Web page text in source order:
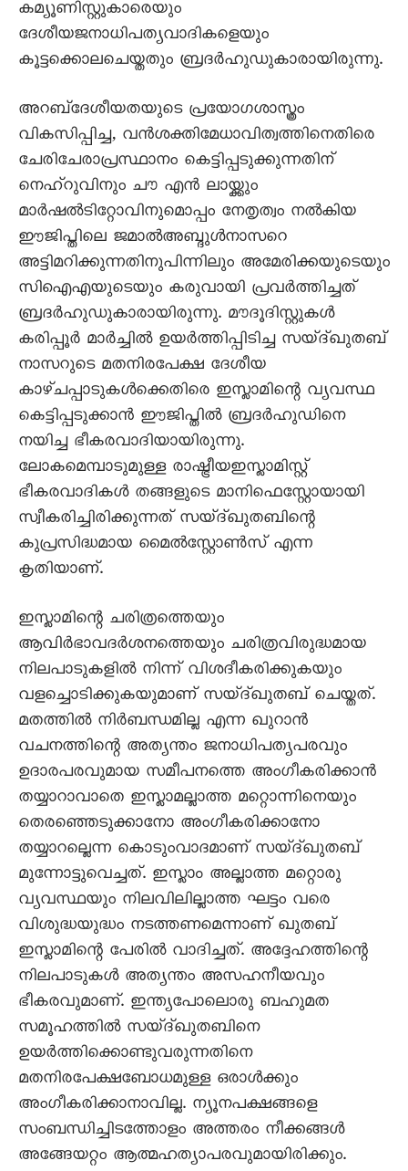
കമ്യൂണിസ്റ്റുകാരെയും
ദേശീയജനാധിപത്യവാദികളെയും
കൂട്ടക്കൊലചെയ്തതും ബ്രദർഹുഡുകാരായിരുന്നു.
അറബ്‌ദേശീയതയുടെ പ്രയോഗശാസ്ത്രം
വികസിപ്പിച്ച, വൻശക്തിമേധാവിത്വത്തിനെതിരെ
ചേരിചേരാപ്രസ്ഥാനം കെട്ടിപ്പടുക്കുന്നതിന്
നെഹ്‌റുവിനും ചൗ എൻ ലായ്ക്കും
മാർഷൽടിറ്റോവിനുമൊപ്പം നേതൃത്വം നൽകിയ
ഈജിപ്തിലെ ജമാൽഅബ്ദുൾനാസറെ
അട്ടിമറിക്കുന്നതിനുപിന്നിലും അമേരിക്കയുടെയും
സിഐഎയുടെയും കരുവായി പ്രവർത്തിച്ചത്
ബ്രദർഹുഡുകാരായിരുന്നു. മൗദൂദിസ്റ്റുകൾ
കരിപ്പൂർ മാർച്ചിൽ ഉയർത്തിപ്പിടിച്ച സയ്ദ്ഖുതബ്
നാസറുടെ മതനിരപേക്ഷ ദേശീയ
കാഴ്ചപ്പാടുകൾക്കെതിരെ ഇസ്ലാമിന്റെ വ്യവസ്ഥ
കെട്ടിപ്പടുക്കാൻ ഈജിപ്തിൽ ബ്രദർഹുഡിനെ
നയിച്ച ഭീകരവാദിയായിരുന്നു.
ലോകമെമ്പാടുമുള്ള രാഷ്ട്രീയഇസ്ലാമിസ്റ്റ്
ഭീകരവാദികൾ തങ്ങളുടെ മാനിഫെസ്റ്റോയായി
സ്വീകരിച്ചിരിക്കുന്നത് സയ്ദ്ഖുതബിന്റെ
കുപ്രസിദ്ധമായ മൈൽസ്റ്റോൺസ് എന്ന
കൃതിയാണ്.
ഇസ്ലാമിന്റെ ചരിത്രത്തെയും
ആവിർഭാവദർശനത്തെയും ചരിത്രവിരുദ്ധമായ
നിലപാടുകളിൽ നിന്ന് വിശദീകരിക്കുകയും
വളച്ചൊടിക്കുകയുമാണ് സയ്ദ്ഖുതബ് ചെയ്തത്.
മതത്തിൽ നിർബന്ധമില്ല എന്ന ഖുറാൻ
വചനത്തിന്റെ അത്യന്തം ജനാധിപത്യപരവും
ഉദാരപരവുമായ സമീപനത്തെ അംഗീകരിക്കാൻ
തയ്യാറാവാതെ ഇസ്ലാമല്ലാത്ത മറ്റൊന്നിനെയും
തെരഞ്ഞെടുക്കാനോ അംഗീകരിക്കാനോ
തയ്യാറല്ലെന്ന കൊടുംവാദമാണ് സയ്ദ്ഖുതബ്
മുന്നോട്ടുവെച്ചത്. ഇസ്ലാം അല്ലാത്ത മറ്റൊരു
വ്യവസ്ഥയും നിലവിലില്ലാത്ത ഘട്ടം വരെ
വിശുദ്ധയുദ്ധം നടത്തണമെന്നാണ് ഖുതബ്
ഇസ്ലാമിന്റെ പേരിൽ വാദിച്ചത്. അദ്ദേഹത്തിന്റെ
നിലപാടുകൾ അത്യന്തം അസഹനീയവും
ഭീകരവുമാണ്. ഇന്ത്യപോലൊരു ബഹുമത
സമൂഹത്തിൽ സയ്ദ്ഖുതബിനെ
ഉയർത്തിക്കൊണ്ടുവരുന്നതിനെ
മതനിരപേക്ഷബോധമുള്ള ഒരാൾക്കും
അംഗീകരിക്കാനാവില്ല. ന്യൂനപക്ഷങ്ങളെ
സംബന്ധിച്ചിടത്തോളം അത്തരം നീക്കങ്ങൾ
അങ്ങേയറ്റം ആത്മഹത്യാപരവുമായിരിക്കും.